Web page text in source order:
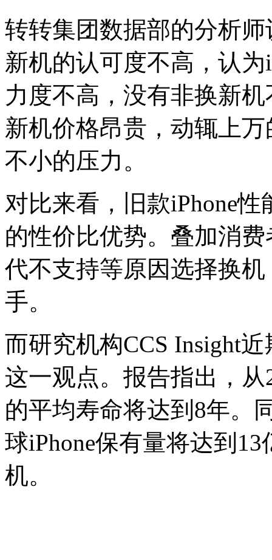
转转集团数据部的分析
新机的认可度不高，认
力度不高，没有非换新
新机价格昂贵，动辄上
不小的压力。
对比来看，旧款iPhone
的性价比优势。叠加消
代不支持等原因选择换
手。
而研究机构CCS Insight
这一观点。报告指出，从
的平均寿命将达到8年。
球iPhone保有量将达到
机。